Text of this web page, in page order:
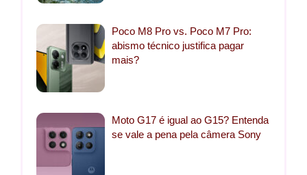
Poco M8 Pro vs. Poco M7 Pro:
abismo técnico justifica pagar
mais?
Moto G17 é igual ao G15? Entenda
se vale a pena pela câmera Sony